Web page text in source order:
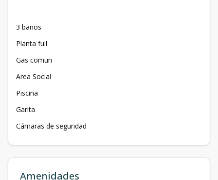
3 baños
Planta full
Gas comun
Area Social
Piscina
Garita
Cámaras de seguridad
Amenidades